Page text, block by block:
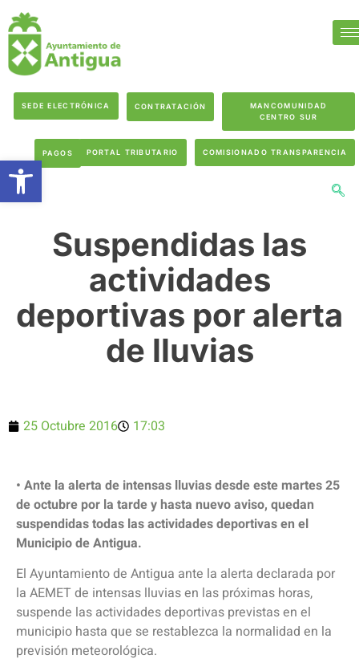
SEDE ELECTRÓNICA CONTRATACIÓN
MANCOMUNIDAD
CENTRO SUR
PAGOS PORTAL TRIBUTARIO COMISIONADO TRANSPARENCIA
Suspendidas las
actividades
deportivas por alerta
de lluvias
25 Octubre 2016 17:03
• Ante la alerta de intensas lluvias desde este martes 25
de octubre por la tarde y hasta nuevo aviso, quedan
suspendidas todas las actividades deportivas en el
Municipio de Antigua.
El Ayuntamiento de Antigua ante la alerta declarada por
la AEMET de intensas lluvias en las próximas horas,
suspende las actividades deportivas previstas en el
municipio hasta que se restablezca la normalidad en la
previsión meteorológica.
Abrir barra de herramientas